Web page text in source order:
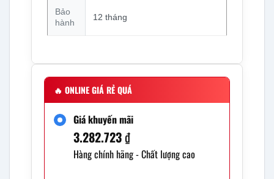
Bảo
hành
12 tháng
🔥 ONLINE GIÁ RẺ QUÁ
Giá khuyến mãi
3.282.723₫
Hàng chính hãng - Chất lượng cao